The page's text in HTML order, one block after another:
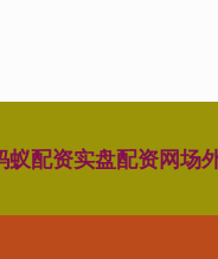
蚁配资实盘配资网场